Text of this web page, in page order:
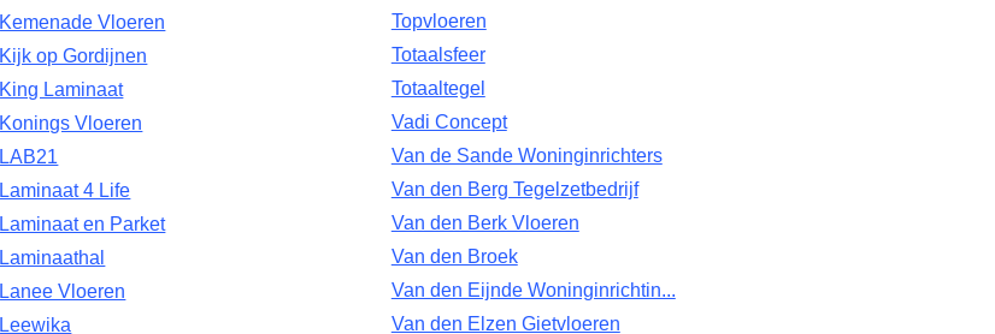
Kemenade Vloeren
Kijk op Gordijnen
King Laminaat
Konings Vloeren
LAB21
Laminaat 4 Life
Laminaat en Parket
Laminaathal
Lanee Vloeren
Leewika
Topvloeren
Totaalsfeer
Totaaltegel
Vadi Concept
Van de Sande Woninginrichters
Van den Berg Tegelzetbedrijf
Van den Berk Vloeren
Van den Broek
Van den Eijnde Woninginrichtin...
Van den Elzen Gietvloeren